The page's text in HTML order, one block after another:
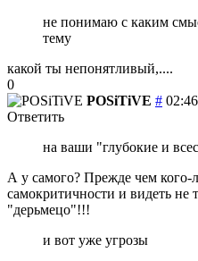
не понимаю с каким
тему
какой ты непонятливый,....
0
POSiTiVE #
Ответить
на ваши "глубокие и
А у самого? Прежде чем кого-
самокритичности и видеть не
"дерьмецо"!!!
и вот уже угрозы